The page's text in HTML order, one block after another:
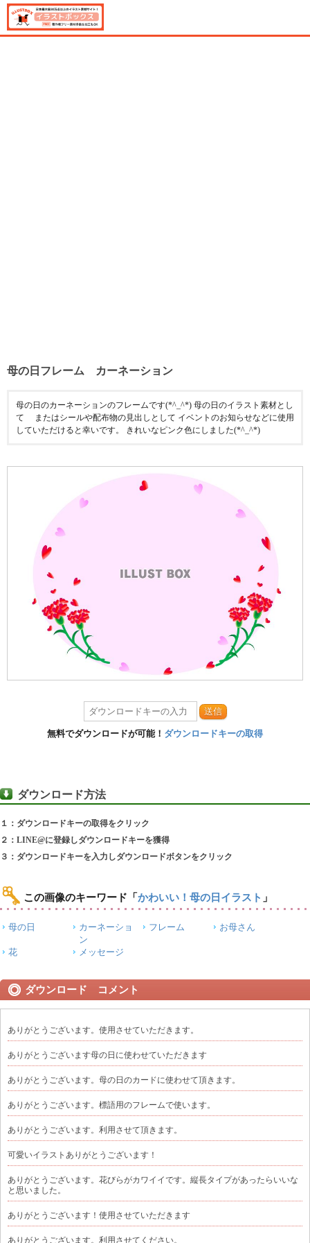
母の日フレーム カーネーション
母の日のカーネーションのフレームです(*^_^*) 母の日のイラスト素材とし
て またはシールや配布物の見出しとして イベントのお知らせなどに使用
していただけると幸いです。 きれいなピンク色にしました(*^_^*)
送信
無料でダウンロードが可能！ ダウンロードキーの取得
ダウンロード方法
１：ダウンロードキーの取得をクリック
２：LINE@に登録しダウンロードキーを獲得
３：ダウンロードキーを入力しダウンロードボタンをクリック
この画像のキーワード 「 かわいい！母の日イラスト 」
母の日
カーネーショ
ン
フレーム お母さん
花 メッセージ
ダウンロード コメント
ありがとうございます。使用させていただきます。
ありがとうございます母の日に使わせていただきます
ありがとうございます。母の日のカードに使わせて頂きます。
ありがとうございます。標語用のフレームで使います。
ありがとうございます。利用させて頂きます。
可愛いイラストありがとうございます！
ありがとうございます。花びらがカワイイです。縦長タイプがあったらいいな
と思いました。
ありがとうございます！使用させていただきます
ありがとうございます。利用させてください。